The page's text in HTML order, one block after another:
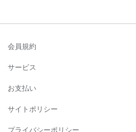
会員規約
サービス
お支払い
サイトポリシー
プライバシーポリシー